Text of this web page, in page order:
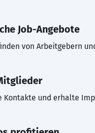
Job-Angebote
von Arbeitgebern
Kontakte und erhalte